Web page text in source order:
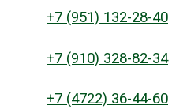
+7 (951) 132-28-40
+7 (910) 328-82-34
+7 (4722) 36-44-60